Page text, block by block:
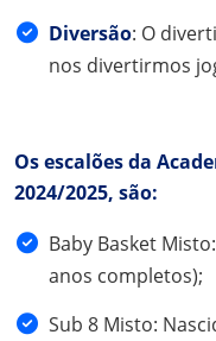
Diversão: O
nos divertirmos
Os escalões da
2024/2025, são:
Baby Basket
anos completos);
Sub 8 Misto: